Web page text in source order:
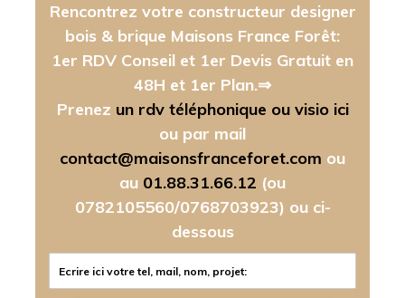
Rencontrez votre constructeur designer
bois & brique Maisons France Forêt:
1er RDV Conseil et 1er Devis Gratuit en
48H et 1er Plan.⇒
Prenez un rdv téléphonique ou visio ici
ou par mail
contact@maisonsfranceforet.com ou
au 01.88.31.66.12 (ou
0782105560/0768703923) ou ci-
dessous